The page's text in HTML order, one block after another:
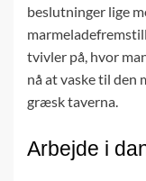
beslutninger lige
tvivler på, hvor
nå at vaske til den
græsk taverna.
Arbejde i